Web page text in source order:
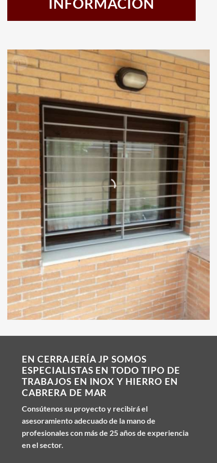
EN CERRAJERÍA JP SOMOS
ESPECIALISTAS EN TODO TIPO DE
TRABAJOS EN INOX Y HIERRO EN
CABRERA DE MAR
Consútenos su proyecto y recibirá el
asesoramiento adecuado de la mano de
profesionales con más de 25 años de experiencia
en el sector.